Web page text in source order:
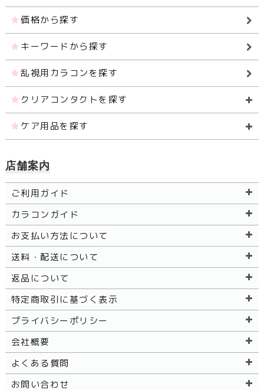
価格から探す
キーワードから探す
乱視用カラコンを探す
クリアコンタクトを探す
ケア用品を探す
店舗案内
ご利用ガイド
カラコンガイド
お支払い方法について
送料・配送について
返品について
特定商取引に基づく表示
プライバシーポリシー
会社概要
よくある質問
お問い合わせ